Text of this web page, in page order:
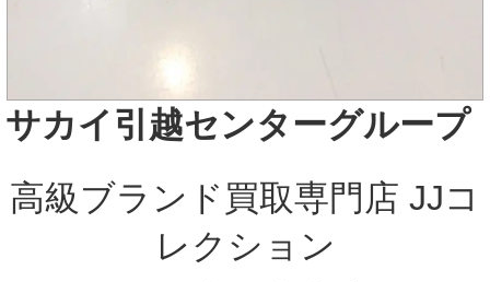
サカイ引越センターグループ
高級ブランド買取専門店 JJコ
レクション